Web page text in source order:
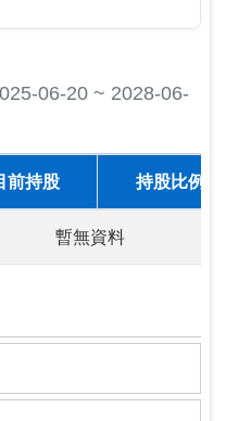
06-20 ~ 2028-06-
前持股 持股比例
暫無資料